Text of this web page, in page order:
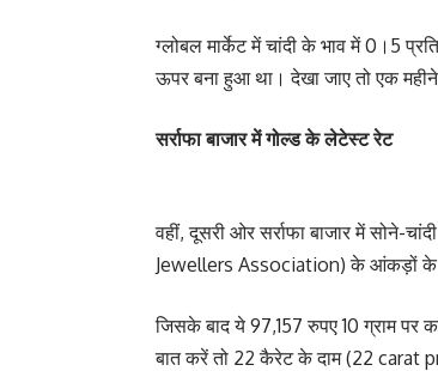
ग्लोबल मार्केट में चांदी के भाव में 0।5
ऊपर बना हुआ था। देखा जाए तो एक
सर्राफा बाजार में गोल्ड के लेटेस्ट रेट
वहीं, दूसरी ओर सर्राफा बाजार में सोने-
Jewellers Association) के आंकड़ों के
जिसके बाद ये 97,157 रुपए 10 ग्राम पर
बात करें तो 22 कैरेट के दाम (22 carat